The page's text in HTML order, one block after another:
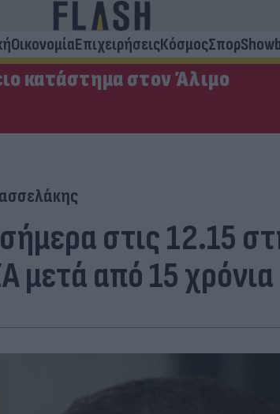
ΟικονομίαΕπιχειρήσειςΚόσμοςΣπορ
κατάστημα στον Άλιμο
στις 12.15
μετά από 15 χρόνια